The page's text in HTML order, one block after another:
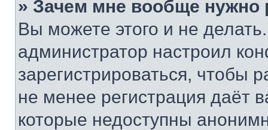
» Зачем мне вообще нужно
Вы можете этого и не
администратор настроил
зарегистрироваться, чтобы
не менее регистрация даёт
которые недоступны